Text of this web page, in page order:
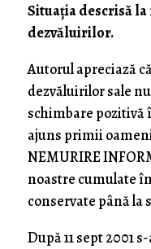
Situația descrisă
dezvăluirilor.
Autorul apreciază
dezvăluirilor sale
schimbare
ajuns primii
NEMURIRE
noastre cumulate
conservate până la
După 11 sept 2001